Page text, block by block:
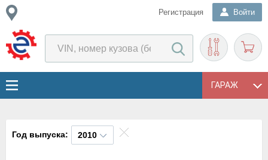
Регистрация Войти
ГАРАЖ
Год выпуска: 2010